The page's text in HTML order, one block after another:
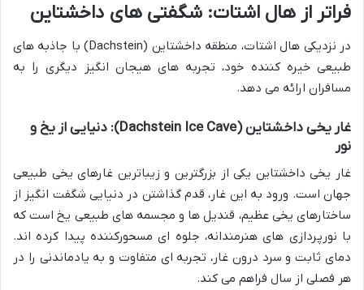
فراتر از هال اشتات: شگفتی های داخشتاین
در نزدیکی هال اشتات، منطقه داخشتاین (Dachstein) با جاذبه های
طبیعی خیره کننده خود، تجربه های هیجان انگیز دیگری را به
مسافران ارائه می دهد.
غار یخی داخشتاین (Dachstein Ice Cave): دنیایی از یخ و
نور
غار یخی داخشتاین یکی از بزرگترین و زیباترین غارهای یخی طبیعی
جهان است. ورود به این غار، قدم گذاشتن در دنیایی شگفت انگیز از
ساختارهای یخی عظیم، قندیل ها و مجسمه های طبیعی یخ است که
با نورپردازی های هنرمندانه، جلوه ای مسحورکننده پیدا کرده اند.
دمای ثابت و سرد درون غار، تجربه ای متفاوت و به یادماندنی را در
هر فصلی از سال فراهم می کند.